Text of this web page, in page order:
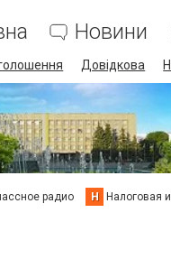
Новини
Довідкова
радио Н Налоговая